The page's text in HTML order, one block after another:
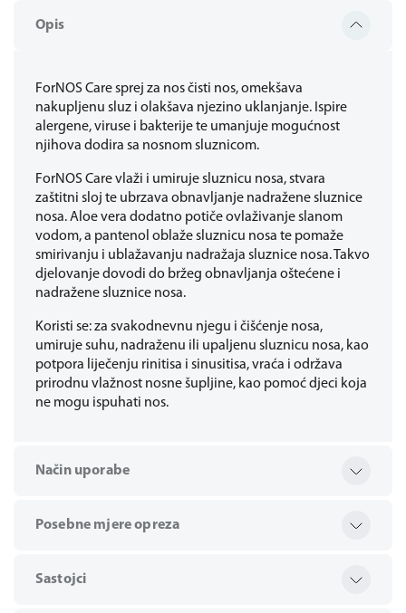
Opis
ForNOS Care sprej za nos čisti nos, omekšava
nakupljenu sluz i olakšava njezino uklanjanje. Ispire
alergene, viruse i bakterije te umanjuje mogućnost
njihova dodira sa nosnom sluznicom.
ForNOS Care vlaži i umiruje sluznicu nosa, stvara
zaštitni sloj te ubrzava obnavljanje nadražene sluznice
nosa. Aloe vera dodatno potiče ovlaživanje slanom
vodom, a pantenol oblaže sluznicu nosa te pomaže
smirivanju i ublažavanju nadražaja sluznice nosa. Takvo
djelovanje dovodi do bržeg obnavljanja oštećene i
nadražene sluznice nosa.
Koristi se: za svakodnevnu njegu i čišćenje nosa,
umiruje suhu, nadraženu ili upaljenu sluznicu nosa, kao
potpora liječenju rinitisa i sinusitisa, vraća i održava
prirodnu vlažnost nosne šupljine, kao pomoć djeci koja
ne mogu ispuhati nos.
Način uporabe
Posebne mjere opreza
Sastojci